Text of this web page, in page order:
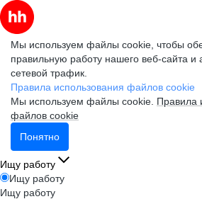
Мы используем файлы cookie, чтобы
правильную работу нашего веб-сайта и
сетевой трафик.
Правила использования файлов cookie
Мы используем файлы cookie. Правила
файлов cookie
Понятно
Ищу работу
Ищу работу
Ищу работу